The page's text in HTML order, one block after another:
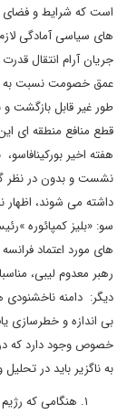
است که شرایط و فضای
های سیاسی آمادگی
جریان آرام انتقال
عمق خصومت نسبت به
طور غیر قابل بازگشت و
قطع منافع منطقه ای
هفته اخیر
نشست و بدون در نظر
داشته می شوند،
سو: «بلیز کمپائوره
های مورد اعتماد
رهبر معدوم لیبی،
دیگر: دامنه
بی اندازه و خطرسازی
خصوص وجود دارد که در
به ناگزیر باید در
هنگامی که رژیم